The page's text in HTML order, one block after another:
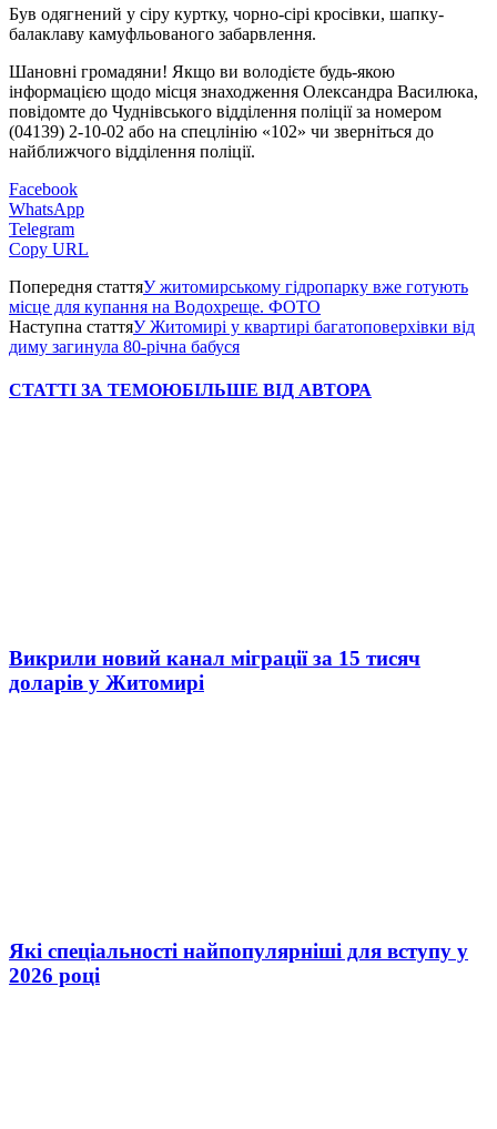
Був одягнений у сіру куртку, чорно-сірі кросівки, шапку-
балаклаву камуфльованого забарвлення.
Шановні громадяни! Якщо ви володієте будь-якою
інформацією щодо місця знаходження Олександра Василюка,
повідомте до Чуднівського відділення поліції за номером
(04139) 2-10-02 або на спецлінію «102» чи зверніться до
найближчого відділення поліції.
Facebook
WhatsApp
Telegram
Copy URL
Попередня статтяУ житомирському гідропарку вже готують
місце для купання на Водохреще. ФОТО
Наступна статтяУ Житомирі у квартирі багатоповерхівки від
диму загинула 80-річна бабуся
СТАТТІ ЗА ТЕМОЮБІЛЬШЕ ВІД АВТОРА
Викрили новий канал міграції за 15 тисяч
доларів у Житомирі
Які спеціальності найпопулярніші для вступу у
2026 році